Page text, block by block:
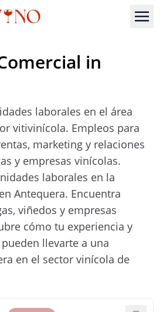
in
laborales en el área
vitivinícola. Empleos para
marketing y relaciones
y empresas vinícolas.
laborales en la
Antequera. Encuentra
viñedos y empresas
cómo tu experiencia y
llevarte a una
en el sector vinícola de